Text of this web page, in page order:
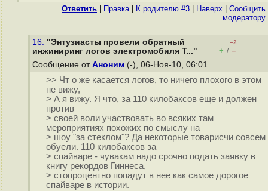
Ответить Правка| К родителю #3 Наверх
Cообщить
модератору
16. "Энтузиасты провели обратный
инжиниринг логов электромобиля T..."
–2
+ / –
Сообщение от Аноним (-), 06-Ноя-10, 06:01
>> Чт о же касается логов, то ничего плохого в этом
не вижу,
> А я вижу. Я что, за 110 килобаксов еще и должен
против
> своей воли участвовать во всяких там
мероприятиях похожих по смыслу на
> шоу "за стеклом"? Да некоторые товарисчи совсем
обуели. 110 килобаксов за
> спайваре - чувакам надо срочно подать заявку в
книгу рекордов Гиннеса,
> стопроцентно попадут в нее как самое дорогое
спайваре в истории.